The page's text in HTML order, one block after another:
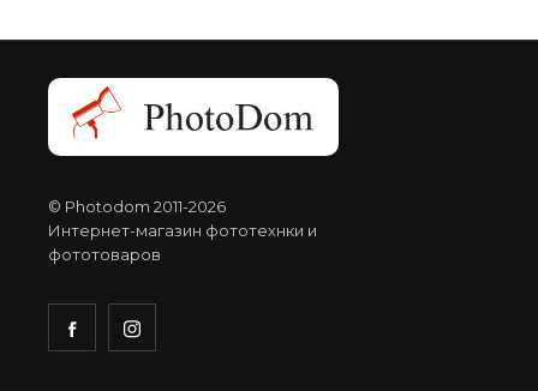
© Photodom 2011-2026
Интернет-магазин фототехнки и
фототоваров